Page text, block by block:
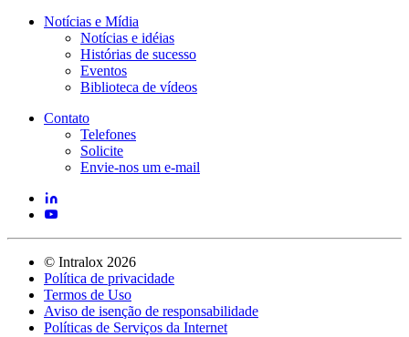
Notícias e Mídia
Notícias e idéias
Histórias de sucesso
Eventos
Biblioteca de vídeos
Contato
Telefones
Solicite
Envie-nos um e-mail
© Intralox 2026
Política de privacidade
Termos de Uso
Aviso de isenção de responsabilidade
Políticas de Serviços da Internet